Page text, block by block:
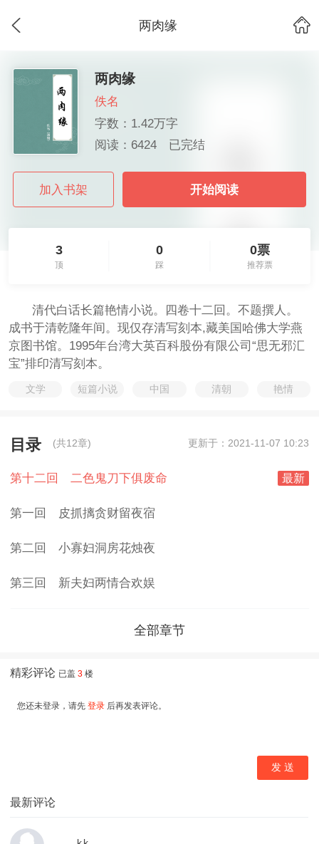
两肉缘
两肉缘
佚名
字数：1.42万字
阅读：6424
已完结
加入书架 开始阅读
3
顶
0
踩
0票
推荐票
清代白话长篇艳情小说。四卷十二回。不题撰人。
成书于清乾隆年间。现仅存清写刻本,藏美国哈佛大学燕
京图书馆。1995年台湾大英百科股份有限公司“思无邪汇
宝”排印清写刻本。
文学 短篇小说 中国 清朝 艳情
目录 (共12章) 更新于：2021-11-07 10:23
第十二回 二色鬼刀下俱废命 最新
第一回 皮抓摛贪财留夜宿
第二回 小寡妇洞房花烛夜
第三回 新夫妇两情合欢娱
全部章节